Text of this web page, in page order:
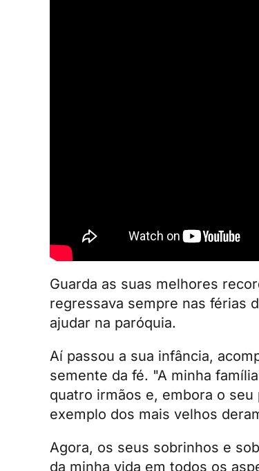
Guarda as suas melhores
regressava sempre nas férias
ajudar na paróquia.
Aí passou a sua infância,
semente da fé. "A minha
quatro irmãos e, embora o
exemplo dos mais velhos
Agora, os seus sobrinhos e
da minha vida em todos os